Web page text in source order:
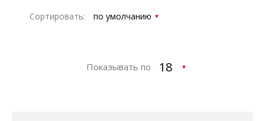
Сортировать:
Показывать по